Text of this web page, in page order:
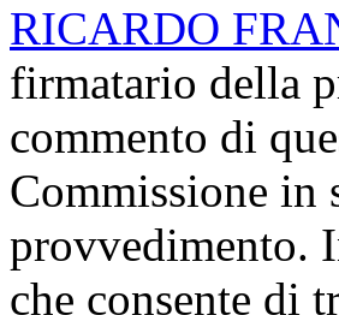
RICARDO
firmatario della
commento di
Commissione in
provvedimento.
che consente di